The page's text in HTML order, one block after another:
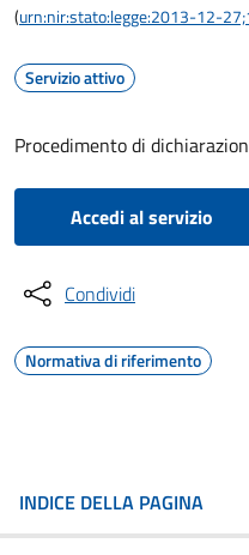
(urn:nir:stato:legge:2013-12-
Servizio attivo
Procedimento di
Accedi al servizio
Condividi
Normativa di riferimento
INDICE DELLA PAGINA